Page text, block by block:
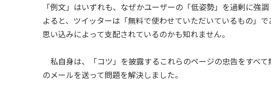
「例文」はいずれも、なぜかユーザーの「低姿勢」を過剰に強
よると、ツイッターは「無料で使わせていただいているもの」
思い込みによって支配されているのかも知れません。
私自身は、「コツ」を披露するこれらのページの忠告をすべて
のメールを送って問題を解決しました。